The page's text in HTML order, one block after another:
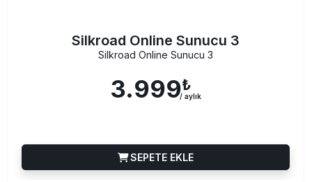
Silkroad Online Sunucu 3
Silkroad Online Sunucu 3
3.999₺
/ aylık
SEPETE EKLE